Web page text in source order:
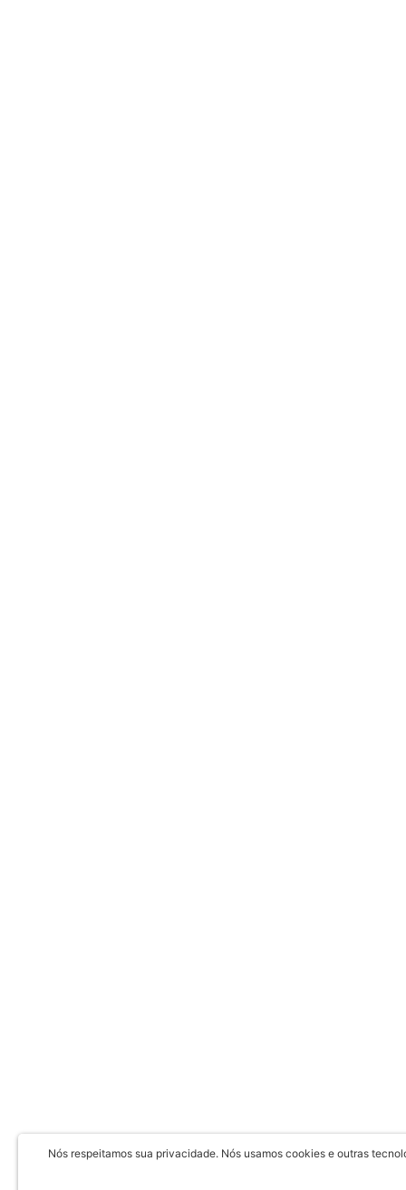
Nós respeitamos sua privacidade. Nós usamos cookies e outras